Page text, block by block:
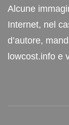
Alcune
Internet, nel
d’autore,
lowcost.info e